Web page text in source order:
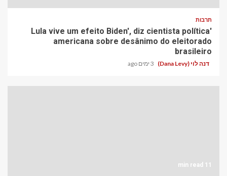
תרבות
'Lula vive um efeito Biden', diz cientista política
americana sobre desânimo do eleitorado
brasileiro
דנה לוי (Dana Levy) 3 ימים ago
11 min read